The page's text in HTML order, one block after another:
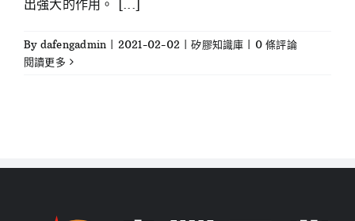
出強大的作用。 [...]
By dafengadmin 2021-02-02 矽膠知識庫
0 條評論
閱讀更多